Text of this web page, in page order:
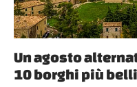
Un agosto
10 borghi più